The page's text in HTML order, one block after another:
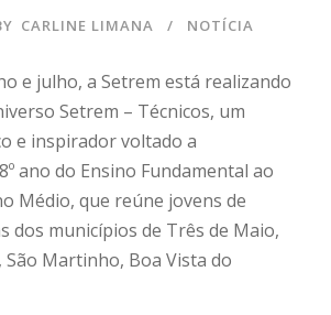
CARLINE LIMANA NOTÍCIA
e julho, a Setrem está realizando
Setrem – Técnicos, um
e inspirador voltado a
ano do Ensino Fundamental ao
Médio, que reúne jovens de
dos municípios de Três de Maio,
São Martinho, Boa Vista do